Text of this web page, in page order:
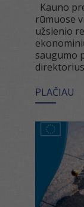
Kauno
rūmuose
užsienio
saugumo
PLAČIAU